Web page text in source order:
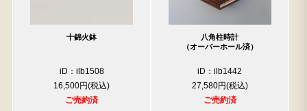
十錦火鉢
iD：ilb1508
16,500円
ご売約済
八角柱時計
（オーバーホール済）
iD：ilb1442
27,580円
ご売約済